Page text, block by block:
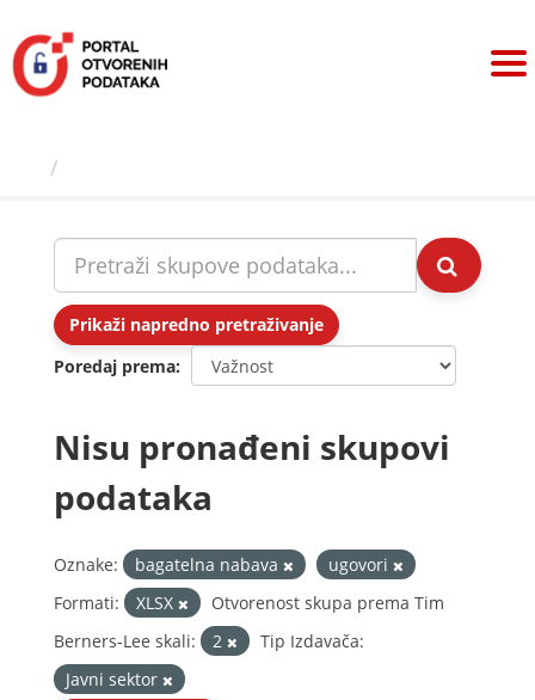
sadržaj
Prikaži napredno pretraživanje
Poredaj prema
Nisu pronađeni skupovi
podataka
Oznake: bagatelna nabava
ugovori
Formati:
XLSX
Otvorenost skupa prema Tim
Berners-Lee skali:
2
Tip Izdavača:
Javni sektor